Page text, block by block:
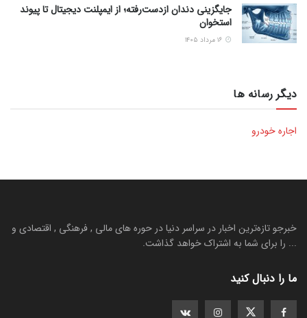
جایگزینی دندان ازدست‌رفته؛ از ایمپلنت دیجیتال تا پیوند
استخوان
دیگر رسانه ها
اجاره خودرو
خبرجو تازه‌ترین اخبار در سراسر دنیا در حوره های مالی , فرهنگی , اقتصادی و
... را برای شما به اشتراک خواهد گذاشت.
ما را دنبال کنید